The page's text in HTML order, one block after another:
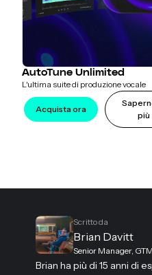
AutoTune Unlimited
L'ultima suite di produzione vocale
Acquista ora
più
Scritto da
Brian Davitt
Senior Manager,
Brian ha più di 15 anni di